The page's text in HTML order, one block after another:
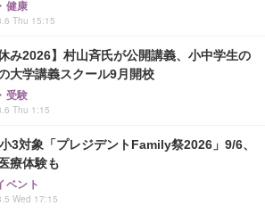
健康
Thu 15:15
休み2026】村山斉氏が公開講義、小中学生の
大学講義スクール9月開校
受験
Thu 1:15
3対象「プレジデントFamily祭2026」9/6、
療体験も
ベント
Wed 17:15